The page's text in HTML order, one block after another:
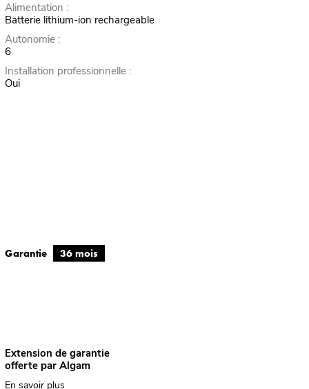
Alimentation :
Batterie lithium-ion rechargeable
Autonomie :
6
Installation professionnelle :
Oui
Garantie 36 mois
Extension de garantie
offerte par Algam
En savoir plus